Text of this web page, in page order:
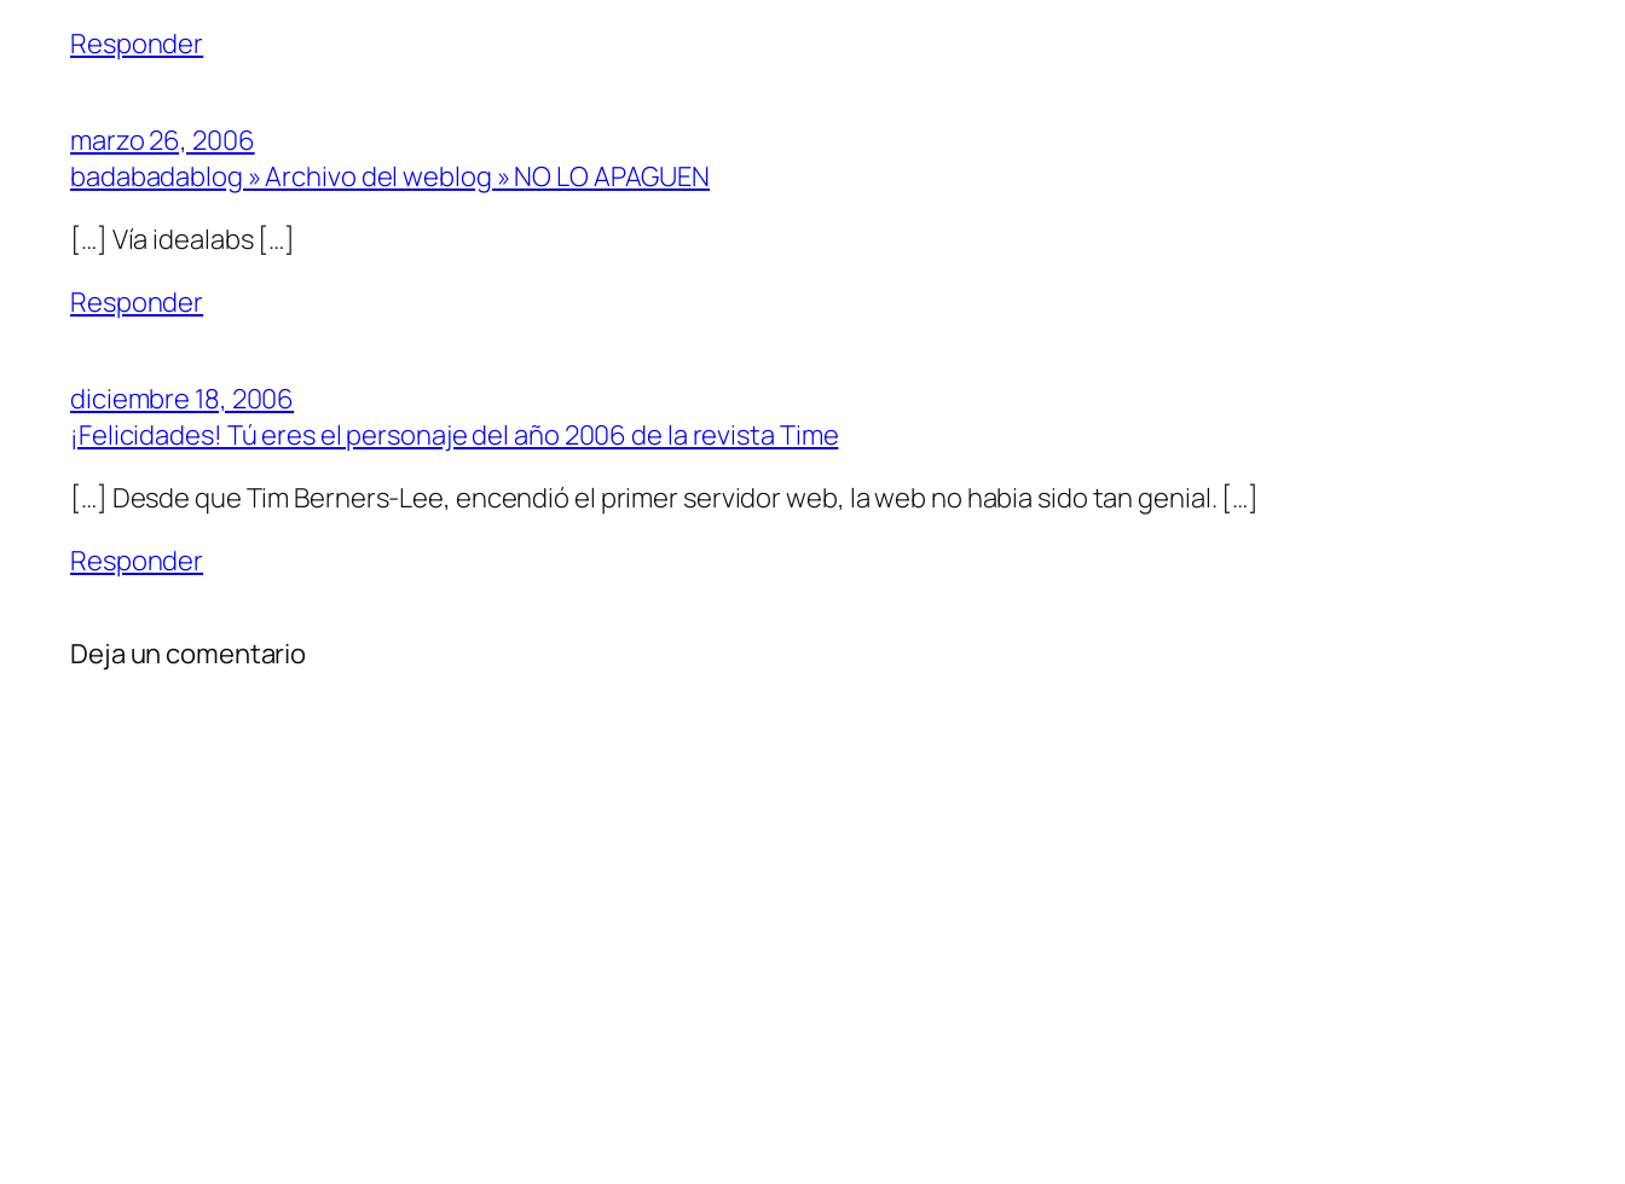
Responder
marzo 26, 2006
badabadablog » Archivo del weblog » NO LO APAGUEN
[…] Ví­a idealabs […]
Responder
diciembre 18, 2006
¡Felicidades! Tú eres el personaje del año 2006 de la revista Time
[…] Desde que Tim Berners-Lee, encendió el primer servidor web, la web no habia sido tan genial. […]
Responder
Deja un comentario